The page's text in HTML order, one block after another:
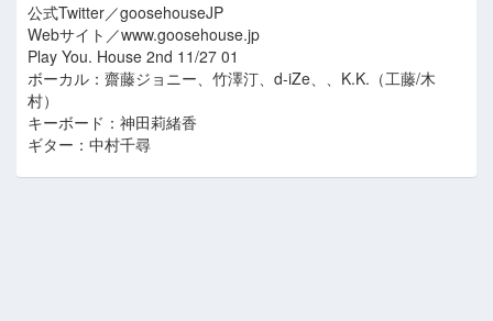
公式Twitter／goosehouseJP
Webサイト／www.goosehouse.jp
Play You. House 2nd 11/27 01
ボーカル：齋藤ジョニー、竹澤汀、d-iZe、、K.K.（工藤/木
村）
キーボード：神田莉緒香
ギター：中村千尋